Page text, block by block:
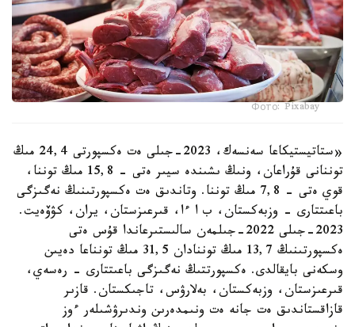
Фото: Pixabay
«ستاتيستيكاعا سەنسەك، 2023-جىلى ەت ەكسپورتى 24,4 مىڭ
توننانى قۇراعان، ونىڭ ىشىندە سيىر ەتى - 15,8 مىڭ توننا،
قوي ەتى - 7,8 مىڭ توننا. وتاندىق ەت ەكسپورتىنىڭ نەگىزگى
باعىتتارى - وزبەكستان، ب ا ءا، قىرعىزستان، يران، كۋۆەيت.
2023-جىلى 2022-جىلمەن سالىستىرعاندا قۇس ەتى
ەكسپورتىنىڭ 13,7 مىڭ توننادان 31,5 مىڭ تونناعا دەيىن
وسكەنى بايقالدى. ەكسپورتتىڭ نەگىزگى باعىتتارى - رەسەي،
قىرعىزستان، وزبەكستان، بەلارۋس، تاجىكستان. قازىر
قازاقستاندىق ەت جانە ەت ونىمدەرىن وندىرۋشىلەر ءوز